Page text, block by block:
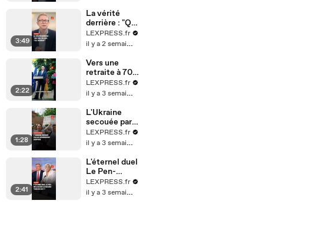
3:49
La vérité
derrière : "Qui
vole un oeuf
vole un boeuf"
LEXPRESS.fr
il y a 2 semaines
2:22
Vers une
retraite à 70
ans en
Allemagne ?
LEXPRESS.fr
il y a 3 semaines
1:28
L'Ukraine
secouée par
un
remaniement
LEXPRESS.fr
il y a 3 semaines
2:41
L'éternel duel
Le Pen-
Mélenchon au
second tour
LEXPRESS.fr
il y a 3 semaines